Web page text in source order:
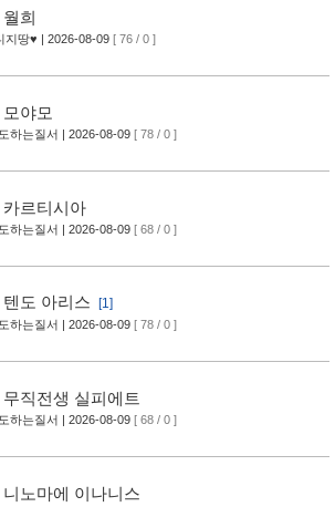
월희
지땅♥ | 2026-08-09 [ 76 / 0 ]
모야모
하는질서 | 2026-08-09 [ 78 / 0 ]
카르티시아
하는질서 | 2026-08-09 [ 68 / 0 ]
텐도 아리스 [1]
하는질서 | 2026-08-09 [ 78 / 0 ]
무직전생 실피에트
하는질서 | 2026-08-09 [ 68 / 0 ]
니노마에 이나니스